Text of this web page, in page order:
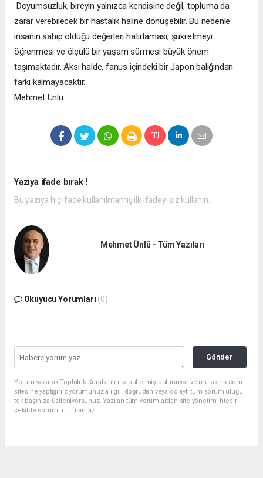
Doyumsuzluk, bireyin yalnızca kendisine değil, topluma da
zarar verebilecek bir hastalık haline dönüşebilir. Bu nedenle
insanın sahip olduğu değerleri hatırlaması, şükretmeyi
öğrenmesi ve ölçülü bir yaşam sürmesi büyük önem
taşımaktadır. Aksi halde, fanus içindeki bir Japon balığından
farkı kalmayacaktır.
Mehmet Ünlü
Yazıya ifade bırak !
Bu yazıya hiç ifade kullanılmamış ilk ifadeyi siz kullanın.
Mehmet Ünlü - Tüm Yazıları
Okuyucu Yorumları (0)
Gönder
Yorum yazarak Topluluk Kuralları’nı kabul etmiş bulunuyor ve mutajans.com
sitesine yaptığınız yorumunuzla ilgili doğrudan veya dolaylı tüm sorumluluğu
tek başınıza üstleniyorsunuz. Yazılan tüm yorumlardan site yönetimi hiçbir
şekilde sorumlu tutulamaz.